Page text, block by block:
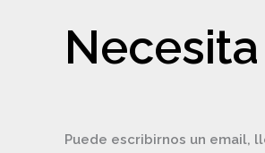
Puede escribirnos un email,